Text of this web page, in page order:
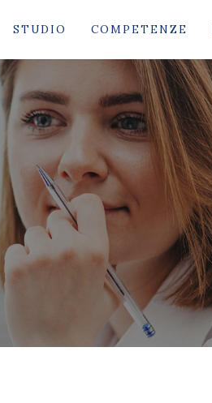
STUDIO COMPETENZE